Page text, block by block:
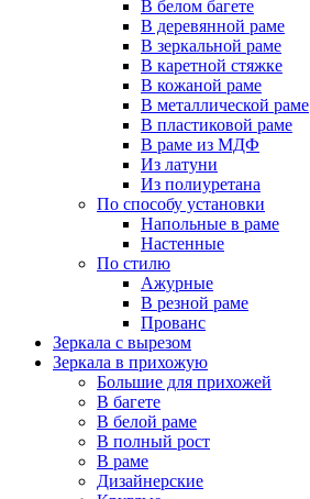
В белом багете
В деревянной раме
В зеркальной раме
В каретной стяжке
В кожаной раме
В металлической раме
В пластиковой раме
В раме из МДФ
Из латуни
Из полиуретана
По способу установки
Напольные в раме
Настенные
По стилю
Ажурные
В резной раме
Прованс
Зеркала с вырезом
Зеркала в прихожую
Большие для прихожей
В багете
В белой раме
В полный рост
В раме
Дизайнерские